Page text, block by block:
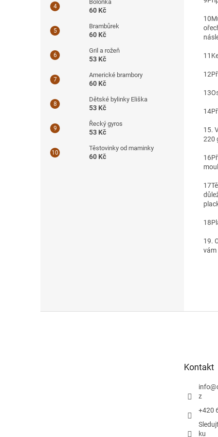
Boloňka
60 Kč
Brambůrek
60 Kč
Gril a rožeň
53 Kč
Americké brambory
60 Kč
Dětské bylinky Eliška
53 Kč
Řecký gyros
53 Kč
Těstovinky od maminky
60 Kč
10
11
12
13
14
15.
220
16
17
18
19.
vám
Kontakt
info@
z
+420
ku